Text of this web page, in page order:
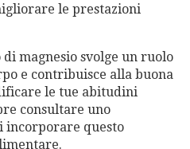
le prestazioni
magnesio svolge un ruolo
e contribuisce alla buona
le tue abitudini
consultare uno
incorporare questo